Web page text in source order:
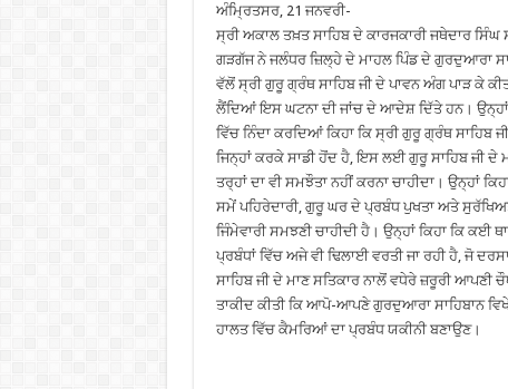
ਅੰਮ੍ਰਿਤਸਰ, 21 ਜਨਵਰੀ-
ਸ੍ਰੀ ਅਕਾਲ ਤਖ਼ਤ ਸਾਹਿਬ ਦੇ ਕਾਰਜਕਾਰੀ ਜਥੇਦਾਰ ਸਿੰਘ
ਗੜਗੱਜ ਨੇ ਜਲੰਧਰ ਜ਼ਿਲ੍ਹੇ ਦੇ ਮਾਹਲ ਪਿੰਡ ਦੇ ਗੁਰਦੁਆਰਾ
ਵੱਲੋਂ ਸ੍ਰੀ ਗੁਰੂ ਗ੍ਰੰਥ ਸਾਹਿਬ ਜੀ ਦੇ ਪਾਵਨ ਅੰਗ ਪਾੜ ਕੇ
ਲੈਂਦਿਆਂ ਇਸ ਘਟਨਾ ਦੀ ਜਾਂਚ ਦੇ ਆਦੇਸ਼ ਦਿੱਤੇ ਹਨ।
ਵਿੱਚ ਨਿੰਦਾ ਕਰਦਿਆਂ ਕਿਹਾ ਕਿ ਸ੍ਰੀ ਗੁਰੂ ਗ੍ਰੰਥ ਸਾਹਿਬ
ਜਿਨ੍ਹਾਂ ਕਰਕੇ ਸਾਡੀ ਹੋਂਦ ਹੈ, ਇਸ ਲਈ ਗੁਰੂ ਸਾਹਿਬ ਜੀ ਦੇ
ਤਰ੍ਹਾਂ ਦਾ ਵੀ ਸਮਝੌਤਾ ਨਹੀਂ ਕਰਨਾ ਚਾਹੀਦਾ। ਉਨ੍ਹਾਂ
ਸਮੇਂ ਪਹਿਰੇਦਾਰੀ, ਗੁਰੂ ਘਰ ਦੇ ਪ੍ਰਬੰਧ ਪੁਖਤਾ ਅਤੇ
ਜਿੰਮੇਵਾਰੀ ਸਮਝਣੀ ਚਾਹੀਦੀ ਹੈ। ਉਨ੍ਹਾਂ ਕਿਹਾ ਕਿ ਕਈ
ਪ੍ਰਬੰਧਾਂ ਵਿੱਚ ਅਜੇ ਵੀ ਢਿਲਾਈ ਵਰਤੀ ਜਾ ਰਹੀ ਹੈ, ਜੋ
ਸਾਹਿਬ ਜੀ ਦੇ ਮਾਣ ਸਤਿਕਾਰ ਨਾਲੋਂ ਵਧੇਰੇ ਜ਼ਰੂਰੀ ਆਪਣੀ
ਤਾਕੀਦ ਕੀਤੀ ਕਿ ਆਪੋ-ਆਪਣੇ ਗੁਰਦੁਆਰਾ ਸਾਹਿਬਾਨ
ਹਾਲਤ ਵਿੱਚ ਕੈਮਰਿਆਂ ਦਾ ਪ੍ਰਬੰਧ ਯਕੀਨੀ ਬਣਾਉਣ।